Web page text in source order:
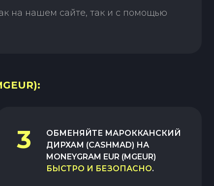
на нашем сайте, так и с помощью
3 ОБМЕНЯЙТЕ МАРОККАНСКИЙ
ДИРХАМ (CASHMAD) НА
MONEYGRAM EUR (MGEUR)
БЫСТРО И БЕЗОПАСНО.